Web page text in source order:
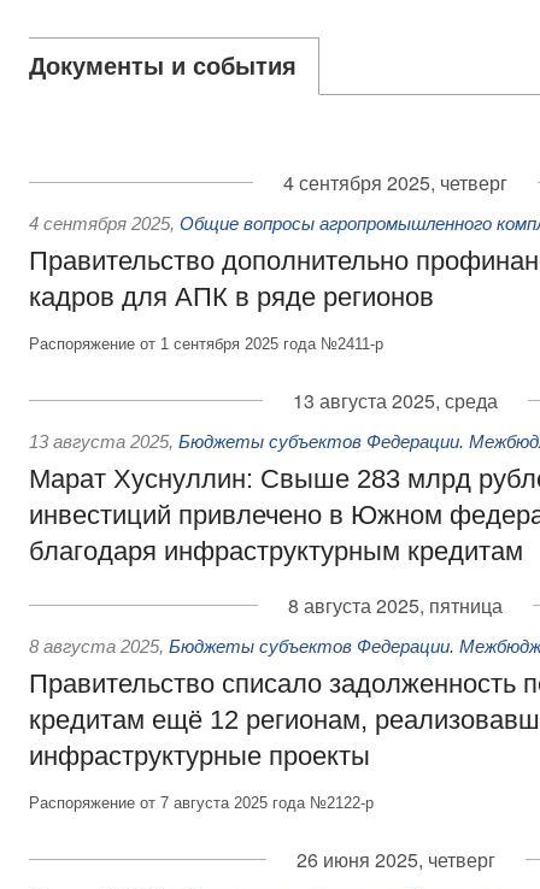
Документы и события
4 сентября 2025, четверг
4 сентября 2025, Общие вопросы агропромышленного
Правительство дополнительно
кадров для АПК в ряде регионов
Распоряжение от 1 сентября 2025 года №2411-р
13 августа 2025, среда
13 августа 2025, Бюджеты субъектов Федерации.
Марат Хуснуллин: Свыше 283 млрд
инвестиций привлечено в Южном
благодаря инфраструктурным кредитам
8 августа 2025, пятница
8 августа 2025, Бюджеты субъектов Федерации.
Правительство списало задолженность
кредитам ещё 12 регионам,
инфраструктурные проекты
Распоряжение от 7 августа 2025 года №2122-р
26 июня 2025, четверг